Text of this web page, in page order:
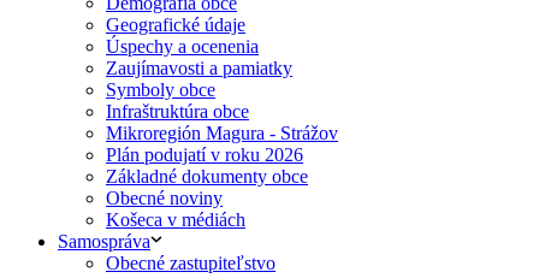
Geografické údaje
Úspechy a ocenenia
Zaujímavosti a pamiatky
Symboly obce
Infraštruktúra obce
Mikroregión Magura - Strážov
Plán podujatí v roku 2026
Základné dokumenty obce
Obecné noviny
Košeca v médiách
Samospráva
Obecné zastupiteľstvo